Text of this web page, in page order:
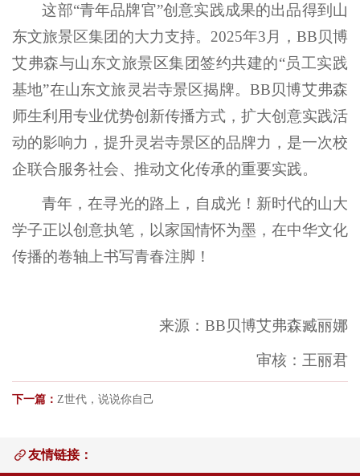
这部“青年品牌官”创意实践成果的出品得到山
东文旅景区集团的大力支持。2025年3月，BB贝博
艾弗森与山东文旅景区集团签约共建的“员工实践
基地”在山东文旅灵岩寺景区揭牌。BB贝博艾弗森
师生利用专业优势创新传播方式，扩大创意实践活
动的影响力，提升灵岩寺景区的品牌力，是一次校
企联合服务社会、推动文化传承的重要实践。
青年，在寻光的路上，自成光！新时代的山大
学子正以创意执笔，以家国情怀为墨，在中华文化
传播的卷轴上书写青春注脚！
来源：BB贝博艾弗森臧丽娜
审核：王丽君
下一篇： Z世代，说说你自己
友情链接：